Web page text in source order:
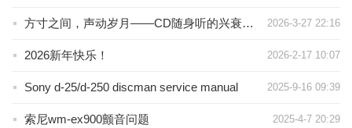
2026-3-27 22:16
方寸之间，声动岁月——CD随身听的兴衰与永恒魅力
2026-2-17 10:07
2026新年快乐！
2025-9-16 09:39
Sony d-25/d-250 discman service manual
2025-4-7 20:29
索尼wm-ex900颤音问题